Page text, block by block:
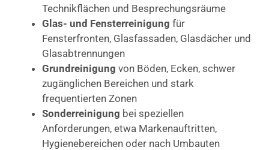
Technikflächen und Besprechungsräume
Glas- und Fensterreinigung für
Fensterfronten, Glasfassaden, Glasdächer und
Glasabtrennungen
Grundreinigung von Böden, Ecken, schwer
zugänglichen Bereichen und stark
frequentierten Zonen
Sonderreinigung bei speziellen
Anforderungen, etwa Markenauftritten,
Hygienebereichen oder nach Umbauten